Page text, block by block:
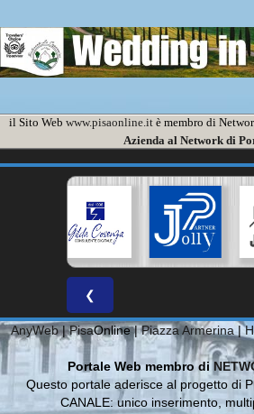
il Sito Web www.pisaonline.itè membro di
Azienda al Network di
❮
AnyWeb|PisaOnline |Piazza Armerina |
Portale Web membro di
Questo portale aderisce al progetto di
CANALE: unico inserimento,